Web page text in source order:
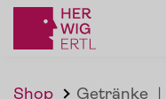
Shop Getränke |